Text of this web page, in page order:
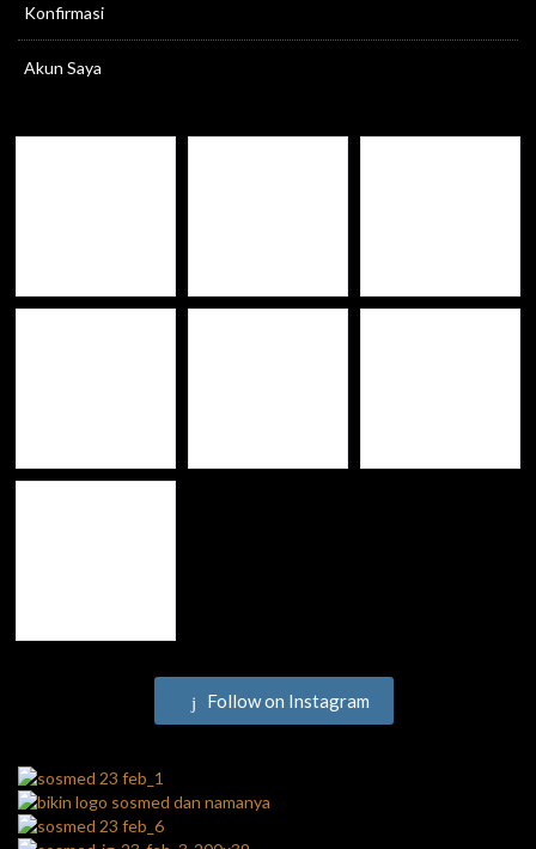
Konfirmasi
Akun Saya
Follow on Instagram